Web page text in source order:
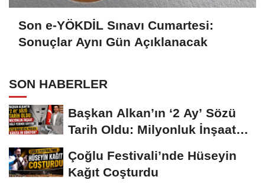
Son e-YÖKDİL Sınavı Cumartesi:
Sonuçlar Aynı Gün Açıklanacak
SON HABERLER
Başkan Alkan’ın ‘2 Ay’ Sözü
Tarih Oldu: Milyonluk İnşaat
Çoğlu Festivali’nde Hüseyin
Kağıt Coşturdu